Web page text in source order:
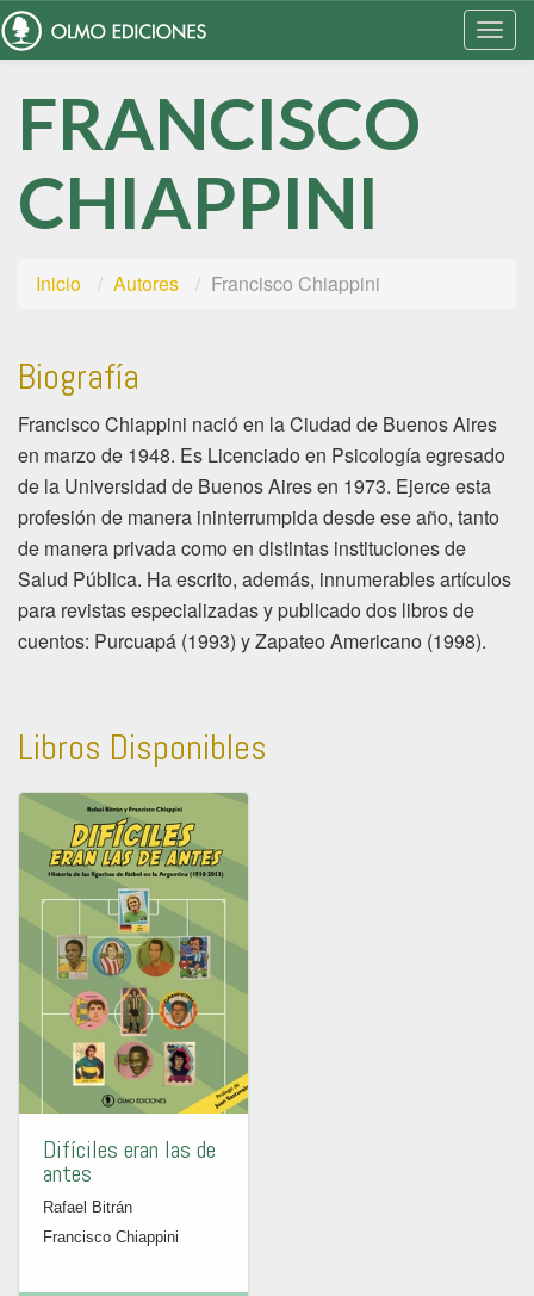
FRANCISCO
CHIAPPINI
Inicio Autores Francisco Chiappini
Biografía
Francisco Chiappini nació en la Ciudad de Buenos Aires
en marzo de 1948. Es Licenciado en Psicología egresado
de la Universidad de Buenos Aires en 1973. Ejerce esta
profesión de manera ininterrumpida desde ese año, tanto
de manera privada como en distintas instituciones de
Salud Pública. Ha escrito, además, innumerables artículos
para revistas especializadas y publicado dos libros de
cuentos: Purcuapá (1993) y Zapateo Americano (1998).
Libros Disponibles
Difíciles eran las de
antes
Rafael Bitrán
Francisco Chiappini